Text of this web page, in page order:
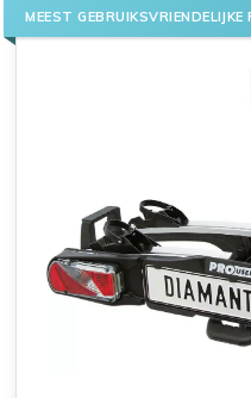
MEEST GEBRUIKSVRIENDELIJKE